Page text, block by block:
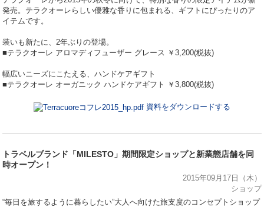
発売。テラクオーレらしい優雅な香りに包まれる、ギフトにぴったりのア
イテムです。
装いも新たに、2年ぶりの登場。
■テラクオーレ アロマディフューザー グレース ￥3,200(税抜)
幅広いニーズにこたえる、ハンドケアギフト
■テラクオーレ オーガニック ハンドケアギフト ￥3,800(税抜)
資料をダウンロードする
トラベルブランド「MILESTO」期間限定ショップと新業態店舗を同
時オープン！
2015年09月17日（木）
ショップ
“毎日を旅するように暮らしたい”大人へ向けた旅支度のコンセプトショップ